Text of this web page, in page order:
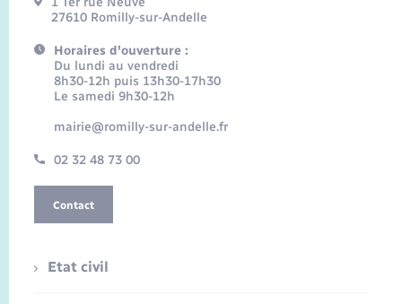
27610 Romilly-sur-Andelle
Horaires d'ouverture :
Du lundi au vendredi
8h30-12h puis 13h30-17h30
Le samedi 9h30-12h
mairie@romilly-sur-andelle.fr
02 32 48 73 00
Contact
Etat civil